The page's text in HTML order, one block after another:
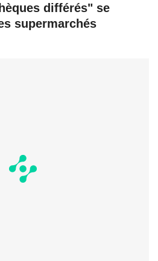
différés" se
supermarchés